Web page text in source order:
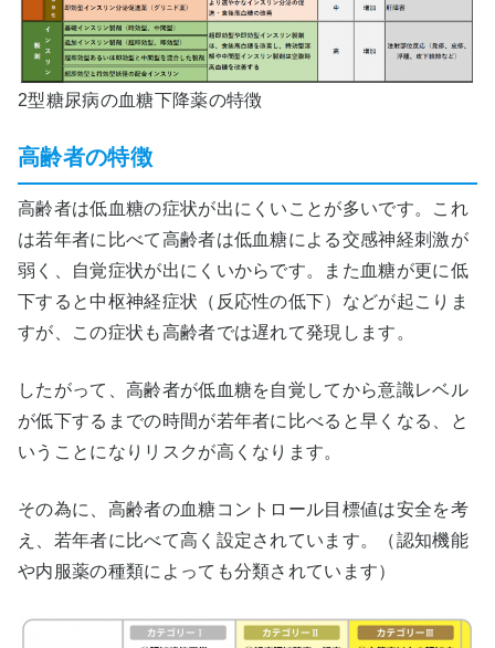
2型糖尿病の血糖下降薬の特徴
高齢者の特徴
高齢者は低血糖の症状が出にくいことが多いです。これ
は若年者に比べて高齢者は低血糖による交感神経刺激が
弱く、自覚症状が出にくいからです。また血糖が更に低
下すると中枢神経症状（反応性の低下）などが起こりま
すが、この症状も高齢者では遅れて発現します。
したがって、高齢者が低血糖を自覚してから意識レベル
が低下するまでの時間が若年者に比べると早くなる、と
いうことになりリスクが高くなります。
その為に、高齢者の血糖コントロール目標値は安全を考
え、若年者に比べて高く設定されています。（認知機能
や内服薬の種類によっても分類されています）